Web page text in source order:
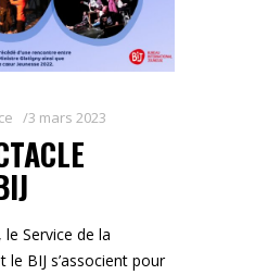
3 mars 2023
le Service de la
le BIJ s’associent pour